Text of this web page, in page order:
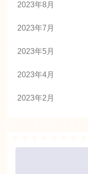
2023年8月
2023年7月
2023年5月
2023年4月
2023年2月